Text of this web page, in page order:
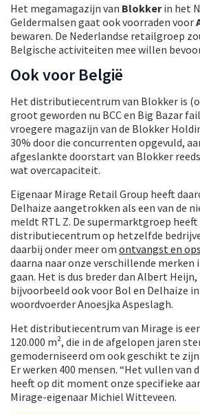
Het megamagazijn van Blokkerin het
Geldermalsen gaat ook voorraden voor
bewaren. De Nederlandse retailgroep
Belgische activiteiten mee willen
Ook voor België
Het distributiecentrum van Blokker is
groot geworden nu BCC en Big Bazar
vroegere magazijn van de Blokker
30% door die concurrenten opgevuld,
afgeslankte doorstart van Blokker
wat overcapaciteit.
Eigenaar Mirage Retail Group heeft
Delhaize aangetrokken als een van de
meldt RTL Z. De supermarktgroep heeft
distributiecentrum op hetzelfde
daarbij onder meer om ontvangst en
daarna naar onze verschillende merken
gaan. Het is dus breder dan Albert
bijvoorbeeld ook voor Bol en Delhaize
woordvoerder Anoesjka Aspeslagh.
Het distributiecentrum van Mirage is
120.000 m², die in de afgelopen jaren
gemoderniseerd om ook geschikt te
Er werken 400 mensen. “Het vullen van
heeft op dit moment onze specifieke
Mirage-eigenaar Michiel Witteveen.